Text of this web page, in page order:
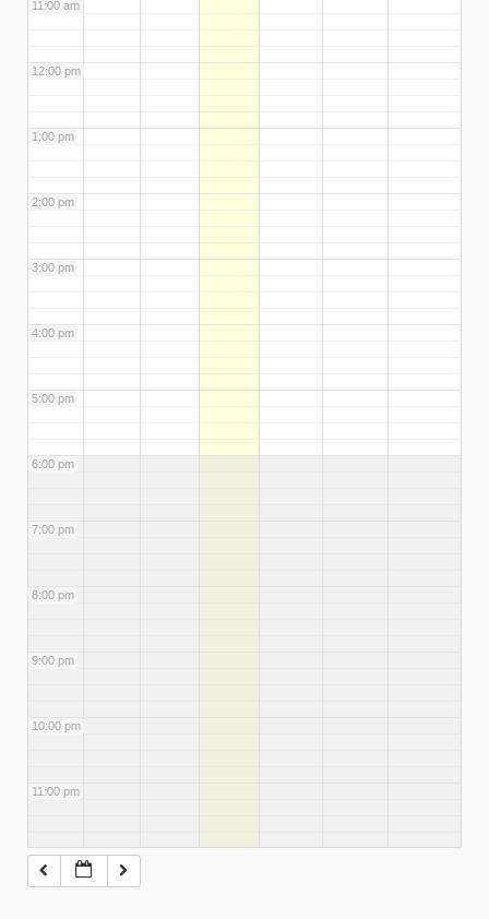
11:00 am
12:00 pm
1:00 pm
2:00 pm
3:00 pm
4:00 pm
5:00 pm
6:00 pm
7:00 pm
8:00 pm
9:00 pm
10:00 pm
11:00 pm